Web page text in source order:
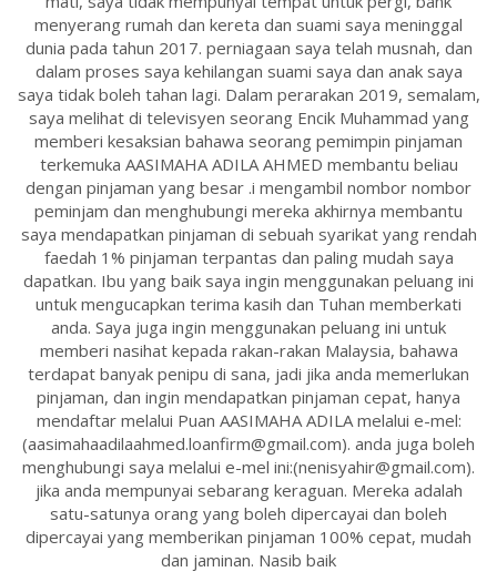
menyerang rumah dan kereta dan suami saya meninggal
dunia pada tahun 2017. perniagaan saya telah musnah, dan
dalam proses saya kehilangan suami saya dan anak saya
saya tidak boleh tahan lagi. Dalam perarakan 2019, semalam,
saya melihat di televisyen seorang Encik Muhammad yang
memberi kesaksian bahawa seorang pemimpin pinjaman
terkemuka AASIMAHA ADILA AHMED membantu beliau
dengan pinjaman yang besar .i mengambil nombor nombor
peminjam dan menghubungi mereka akhirnya membantu
saya mendapatkan pinjaman di sebuah syarikat yang rendah
faedah 1% pinjaman terpantas dan paling mudah saya
dapatkan. Ibu yang baik saya ingin menggunakan peluang ini
untuk mengucapkan terima kasih dan Tuhan memberkati
anda. Saya juga ingin menggunakan peluang ini untuk
memberi nasihat kepada rakan-rakan Malaysia, bahawa
terdapat banyak penipu di sana, jadi jika anda memerlukan
pinjaman, dan ingin mendapatkan pinjaman cepat, hanya
mendaftar melalui Puan AASIMAHA ADILA melalui e-mel:
(aasimahaadilaahmed.loanfirm@gmail.com). anda juga boleh
menghubungi saya melalui e-mel ini:(nenisyahir@gmail.com).
jika anda mempunyai sebarang keraguan. Mereka adalah
satu-satunya orang yang boleh dipercayai dan boleh
dipercayai yang memberikan pinjaman 100% cepat, mudah
dan jaminan. Nasib baik